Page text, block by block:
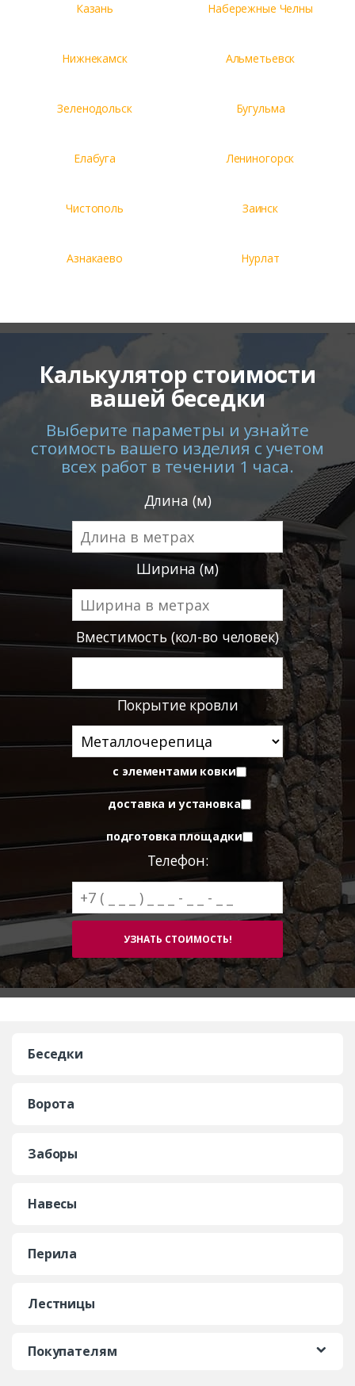
Казань Набережные Челны
Нижнекамск Альметьевск
Зеленодольск Бугульма
Елабуга Лениногорск
Чистополь Заинск
Азнакаево Нурлат
Калькулятор стоимости
вашей беседки
Выберите параметры и узнайте
стоимость вашего изделия с учетом
всех работ в течении 1 часа.
Длина (м)
Ширина (м)
Вместимость (кол-во человек)
Покрытие кровли
с элементами ковки
доставка и установка
подготовка площадки
Телефон:
Беседки
Ворота
Заборы
Навесы
Перила
Лестницы
Покупателям